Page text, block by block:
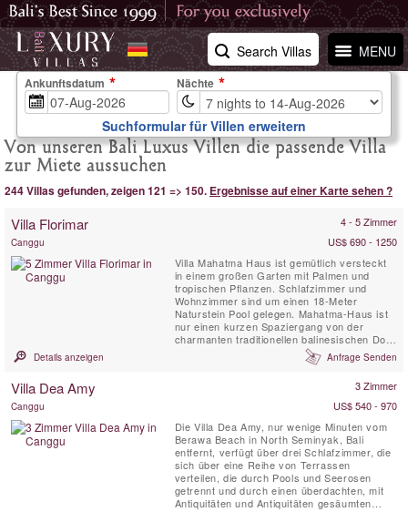
MENU
Search Villas
Von unseren Bali Luxus Villen die passende Villa
zur Miete aussuchen
244 Villas gefunden, zeigen 121 => 150. Ergebnisse auf einer Karte sehen ?
Villa Florimar 4 - 5 Zimmer
Canggu
US$ 690 - 1250
Villa Mahatma Haus ist gemütlich versteckt
in einem großen Garten mit Palmen und
tropischen Pflanzen. Schlafzimmer und
Wohnzimmer sind um einen 18-Meter
Naturstein Pool gelegen. Mahatma-Haus ist
nur einen kurzen Spaziergang von der
charmanten traditionellen balinesischen Dorf
Seseh und vom Strand zum Surfen.
Details anzeigen Anfrage Senden
Villa Dea Amy 3 Zimmer
Canggu
US$ 540 - 970
Die Villa Dea Amy, nur wenige Minuten vom
Berawa Beach in North Seminyak, Bali
entfernt, verfügt über drei Schlafzimmer, die
sich über eine Reihe von Terrassen
verteilen, die durch Pools und Seerosen
getrennt und durch einen überdachten, mit
Antiquitäten und Antiquitäten gesäumten
Ankunftsdatum Nächte
Suchformular für Villen erweitern